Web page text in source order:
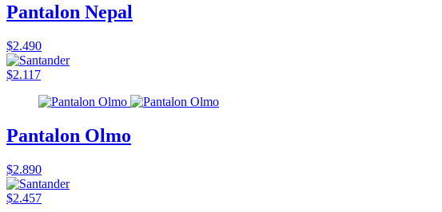
Pantalon Nepal
$2.490
$2.117
Pantalon Olmo
$2.890
$2.457